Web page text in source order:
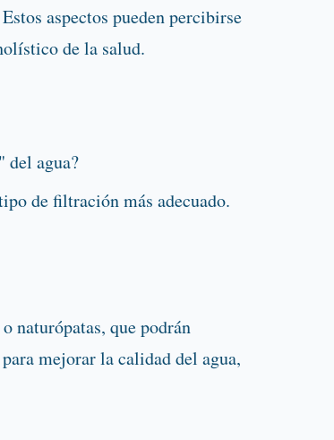
aspectos pueden percibirse
de la salud.
del agua?
de filtración más adecuado.
naturópatas, que podrán
mejorar la calidad del agua,